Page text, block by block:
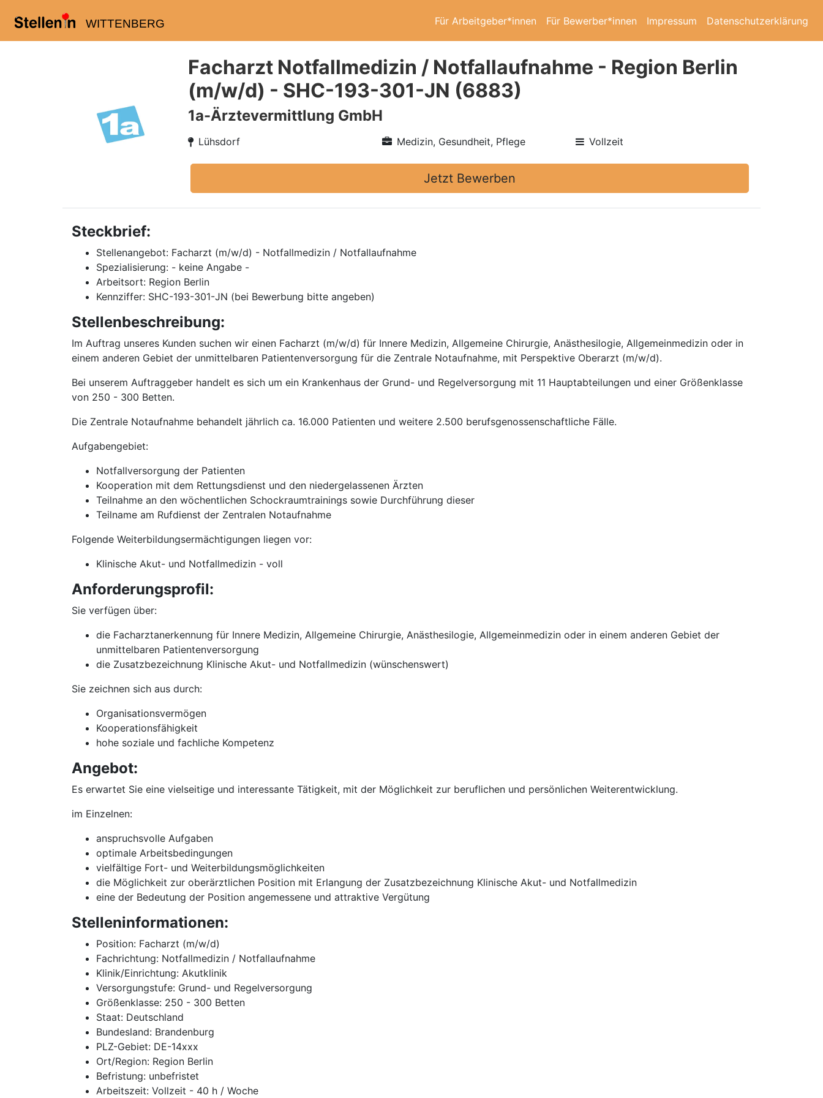
WITTENBERG Für Arbeitgeber*innen Für Bewerber*innen Impressum Datenschutzerklärung
Facharzt Notfallmedizin / Notfallaufnahme - Region Berlin
(m/w/d) - SHC-193-301-JN (6883)
1a-Ärztevermittlung GmbH
Lühsdorf Medizin, Gesundheit, Pflege Vollzeit
Jetzt Bewerben
Steckbrief:
Stellenangebot: Facharzt (m/w/d) - Notfallmedizin / Notfallaufnahme
Spezialisierung: - keine Angabe -
Arbeitsort: Region Berlin
Kennziffer: SHC-193-301-JN (bei Bewerbung bitte angeben)
Stellenbeschreibung:
Im Auftrag unseres Kunden suchen wir einen Facharzt (m/w/d) für Innere Medizin, Allgemeine Chirurgie, Anästhesilogie, Allgemeinmedizin oder in
einem anderen Gebiet der unmittelbaren Patientenversorgung für die Zentrale Notaufnahme, mit Perspektive Oberarzt (m/w/d).
Bei unserem Auftraggeber handelt es sich um ein Krankenhaus der Grund- und Regelversorgung mit 11 Hauptabteilungen und einer Größenklasse
von 250 - 300 Betten.
Die Zentrale Notaufnahme behandelt jährlich ca. 16.000 Patienten und weitere 2.500 berufsgenossenschaftliche Fälle.
Aufgabengebiet:
Notfallversorgung der Patienten
Kooperation mit dem Rettungsdienst und den niedergelassenen Ärzten
Teilnahme an den wöchentlichen Schockraumtrainings sowie Durchführung dieser
Teilname am Rufdienst der Zentralen Notaufnahme
Folgende Weiterbildungsermächtigungen liegen vor:
Klinische Akut- und Notfallmedizin - voll
Anforderungsprofil:
Sie verfügen über:
die Facharztanerkennung für Innere Medizin, Allgemeine Chirurgie, Anästhesilogie, Allgemeinmedizin oder in einem anderen Gebiet der
unmittelbaren Patientenversorgung
die Zusatzbezeichnung Klinische Akut- und Notfallmedizin (wünschenswert)
Sie zeichnen sich aus durch:
Organisationsvermögen
Kooperationsfähigkeit
hohe soziale und fachliche Kompetenz
Angebot:
Es erwartet Sie eine vielseitige und interessante Tätigkeit, mit der Möglichkeit zur beruflichen und persönlichen Weiterentwicklung.
im Einzelnen:
anspruchsvolle Aufgaben
optimale Arbeitsbedingungen
vielfältige Fort- und Weiterbildungsmöglichkeiten
die Möglichkeit zur oberärztlichen Position mit Erlangung der Zusatzbezeichnung Klinische Akut- und Notfallmedizin
eine der Bedeutung der Position angemessene und attraktive Vergütung
Stelleninformationen:
Position: Facharzt (m/w/d)
Fachrichtung: Notfallmedizin / Notfallaufnahme
Klinik/Einrichtung: Akutklinik
Versorgungstufe: Grund- und Regelversorgung
Größenklasse: 250 - 300 Betten
Staat: Deutschland
Bundesland: Brandenburg
PLZ-Gebiet: DE-14xxx
Ort/Region: Region Berlin
Befristung: unbefristet
Arbeitszeit: Vollzeit - 40 h / Woche